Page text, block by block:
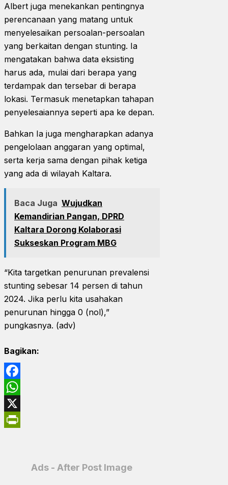
Albert juga menekankan pentingnya
perencanaan yang matang untuk
menyelesaikan persoalan-persoalan
yang berkaitan dengan stunting. Ia
mengatakan bahwa data eksisting
harus ada, mulai dari berapa yang
terdampak dan tersebar di berapa
lokasi. Termasuk menetapkan tahapan
penyelesaiannya seperti apa ke depan.
Bahkan Ia juga mengharapkan adanya
pengelolaan anggaran yang optimal,
serta kerja sama dengan pihak ketiga
yang ada di wilayah Kaltara.
Baca Juga Wujudkan
Kemandirian Pangan, DPRD
Kaltara Dorong Kolaborasi
Sukseskan Program MBG
“Kita targetkan penurunan prevalensi
stunting sebesar 14 persen di tahun
2024. Jika perlu kita usahakan
penurunan hingga 0 (nol),”
pungkasnya. (adv)
Bagikan:
Facebook
WhatsApp
X
Ads - After Post Image